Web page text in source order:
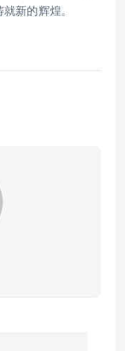
新的辉煌。